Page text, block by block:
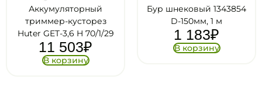
Аккумуляторный
триммер-кусторез
Huter GET-3,6 H 70/1/29
11 503₽
В корзину
Бур шнековый 1343854
D-150мм, 1 м
1 183₽
В корзину